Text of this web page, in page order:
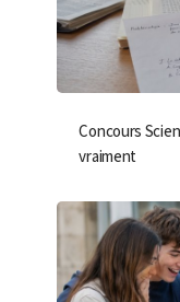
Concours
vraiment